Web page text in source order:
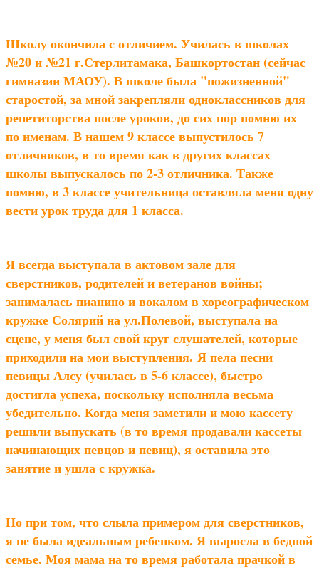
Школу окончила с отличием. Училась в школах
№20 и №21 г.Стерлитамака, Башкортостан (сейчас
гимназии МАОУ). В школе была "пожизненной"
старостой, за мной закрепляли одноклассников для
репетиторства после уроков, до сих пор помню их
по именам. В нашем 9 классе выпустилось 7
отличников, в то время как в других классах
школы выпускалось по 2-3 отличника. Также
помню, в 3 классе учительница оставляла меня одну
вести урок труда для 1 класса.
Я всегда выступала в актовом зале для
сверстников, родителей и ветеранов войны;
занималась пианино и вокалом в хореографическом
кружке Солярий на ул.Полевой, выступала на
сцене, у меня был свой круг слушателей, которые
приходили на мои выступления. Я пела песни
певицы Алсу (училась в 5-6 классе), быстро
достигла успеха, поскольку исполняла весьма
убедительно. Когда меня заметили и мою кассету
решили выпускать (в то время продавали кассеты
начинающих певцов и певиц), я оставила это
занятие и ушла с кружка.
Но при том, что слыла примером для сверстников,
я не была идеальным ребенком. Я выросла в бедной
семье. Моя мама на то время работала прачкой в